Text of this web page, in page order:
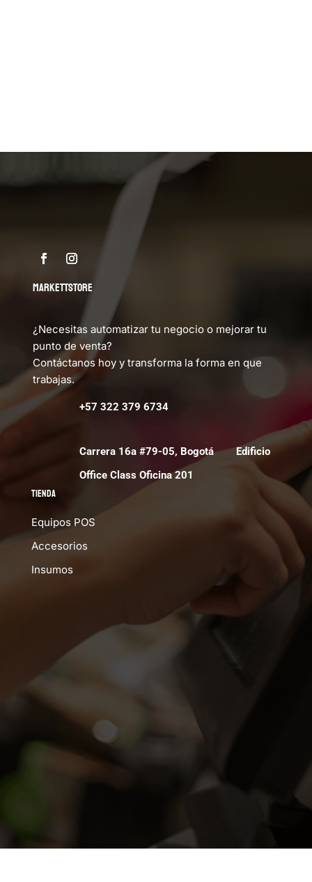
MARKETTSTORE
¿Necesitas automatizar tu negocio o mejorar tu
punto de venta?
Contáctanos hoy y transforma la forma en que
trabajas.
+57 322 379 6734
Carrera 16a #79-05, Bogotá Edificio
Office Class Oficina 201
Tienda
Equipos POS
Accesorios
Insumos